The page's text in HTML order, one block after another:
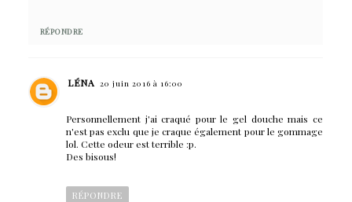
RÉPONDRE
LÉNA 20 juin 2016 à 16:00
Personnellement j'ai craqué pour le gel douche mais ce
n'est pas exclu que je craque également pour le gommage
lol. Cette odeur est terrible :p.
Des bisous!
RÉPONDRE